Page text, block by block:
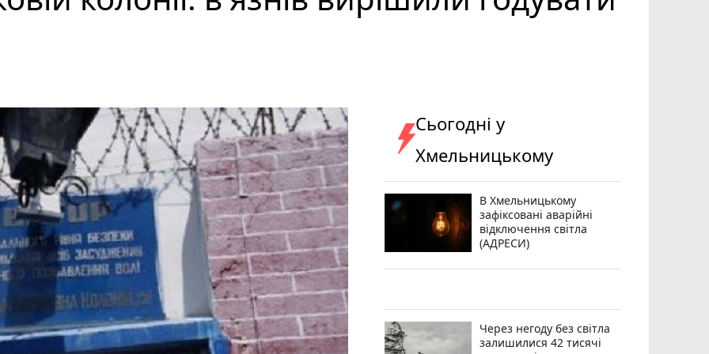
Сьогодні у
Хмельницькому
В Хмельницькому
зафіксовані аварійні
відключення світла
(АДРЕСИ)
Через негоду без світла
залишилися 42 тисячі